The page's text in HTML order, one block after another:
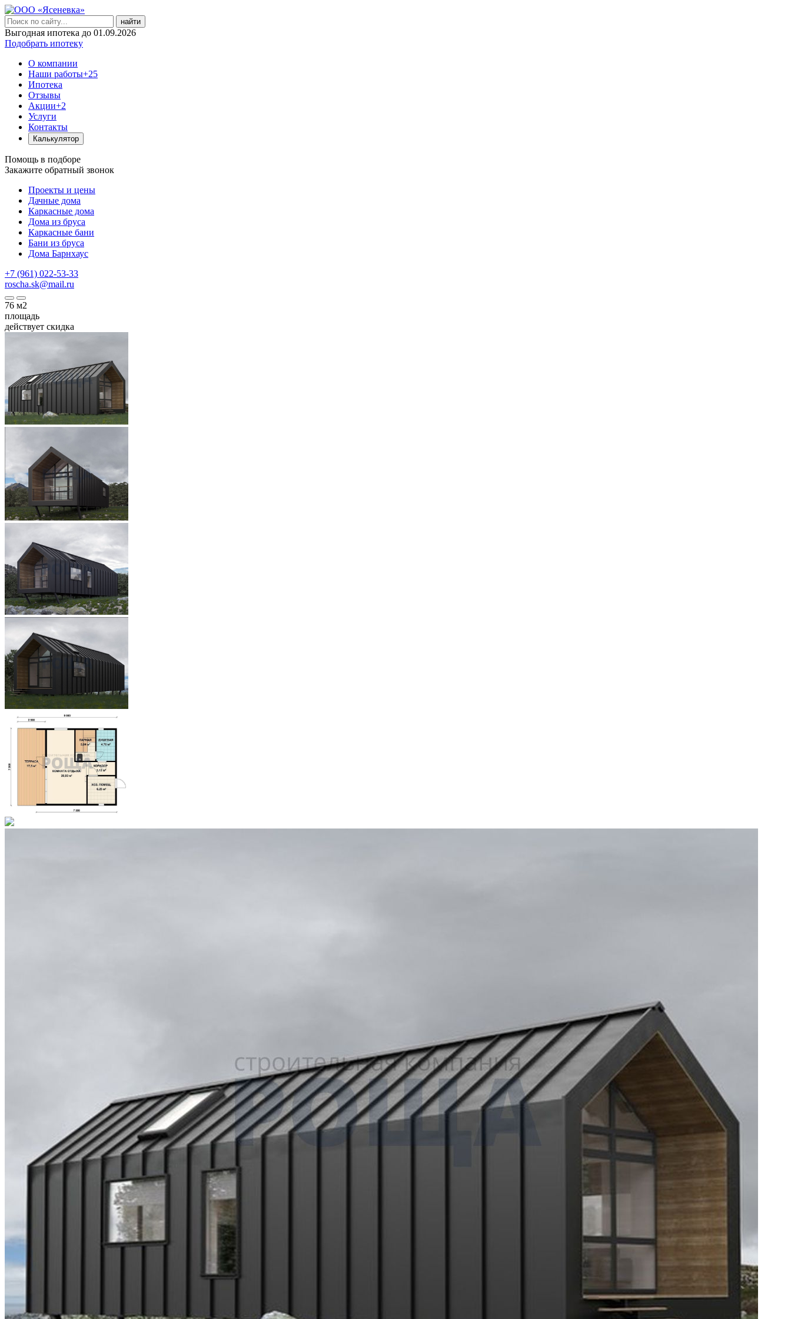
найти
Выгодная ипотека до 01.09.2026
Подобрать ипотеку
О компании
Наши работы+25
Ипотека
Отзывы
Акции+2
Услуги
Контакты
Калькулятор
Помощь в подборе
Закажите обратный звонок
Проекты и цены
Дачные дома
Каркасные дома
Дома из бруса
Каркасные бани
Бани из бруса
Дома Барнхаус
+7 (961) 022-53-33
roscha.sk@mail.ru
76 м2
площадь
действует скидка